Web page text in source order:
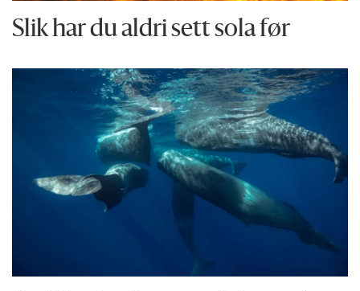
Slik har du aldri sett sola før